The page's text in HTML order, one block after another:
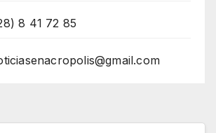
8 41 72 85